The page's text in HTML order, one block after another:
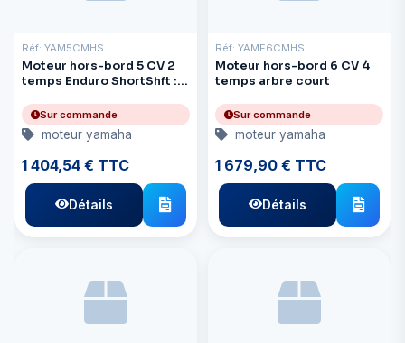
Réf: YAM5CMHS
Moteur hors-bord 5 CV 2
temps Enduro ShortShft :
Sur commande
moteur yamaha
1 404,54 € TTC
Détails
Réf: YAMF6CMHS
Moteur hors-bord 6 CV 4
temps arbre court
Sur commande
moteur yamaha
1 679,90 € TTC
Détails